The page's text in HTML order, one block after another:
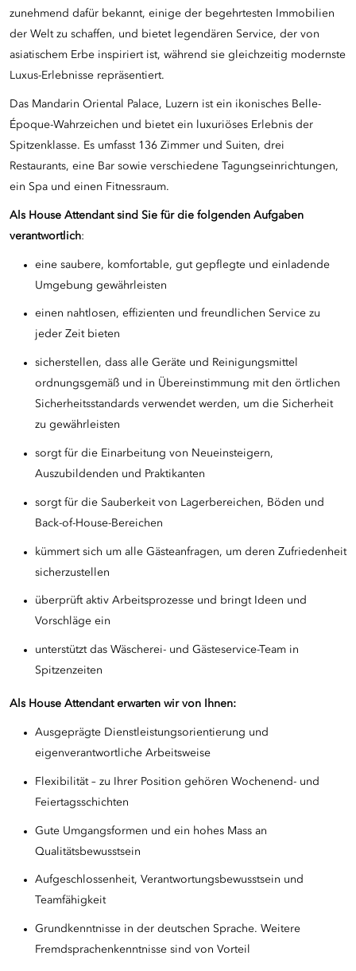
zunehmend dafür bekannt, einige der begehrtesten Immobilien
der Welt zu schaffen, und bietet legendären Service, der von
asiatischem Erbe inspiriert ist, während sie gleichzeitig modernste
Luxus-Erlebnisse repräsentiert.
Das Mandarin Oriental Palace, Luzern ist ein ikonisches Belle-
Époque-Wahrzeichen und bietet ein luxuriöses Erlebnis der
Spitzenklasse. Es umfasst 136 Zimmer und Suiten, drei
Restaurants, eine Bar sowie verschiedene Tagungseinrichtungen,
ein Spa und einen Fitnessraum.
Als House Attendant sind Sie für die folgenden Aufgaben
verantwortlich:
eine saubere, komfortable, gut gepflegte und einladende
Umgebung gewährleisten
einen nahtlosen, effizienten und freundlichen Service zu
jeder Zeit bieten
sicherstellen, dass alle Geräte und Reinigungsmittel
ordnungsgemäß und in Übereinstimmung mit den örtlichen
Sicherheitsstandards verwendet werden, um die Sicherheit
zu gewährleisten
sorgt für die Einarbeitung von Neueinsteigern,
Auszubildenden und Praktikanten
sorgt für die Sauberkeit von Lagerbereichen, Böden und
Back-of-House-Bereichen
kümmert sich um alle Gästeanfragen, um deren Zufriedenheit
sicherzustellen
überprüft aktiv Arbeitsprozesse und bringt Ideen und
Vorschläge ein
unterstützt das Wäscherei- und Gästeservice-Team in
Spitzenzeiten
Als House Attendanterwarten wir von Ihnen:
Ausgeprägte Dienstleistungsorientierung und
eigenverantwortliche Arbeitsweise
Flexibilität – zu Ihrer Position gehören Wochenend- und
Feiertagsschichten
Gute Umgangsformen und ein hohes Mass an
Qualitätsbewusstsein
Aufgeschlossenheit, Verantwortungsbewusstsein und
Teamfähigkeit
Grundkenntnisse in der deutschen Sprache. Weitere
Fremdsprachenkenntnisse sind von Vorteil